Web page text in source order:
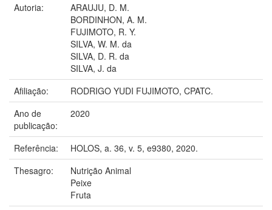
Autoria:
ARAUJU, D. M.
BORDINHON, A. M.
FUJIMOTO, R. Y.
SILVA, W. M. da
SILVA, D. R. da
SILVA, J. da
Afiliação:
RODRIGO YUDI FUJIMOTO, CPATC.
Ano de
publicação:
2020
Referência:
HOLOS, a. 36, v. 5, e9380, 2020.
Thesagro:
Nutrição Animal
Peixe
Fruta